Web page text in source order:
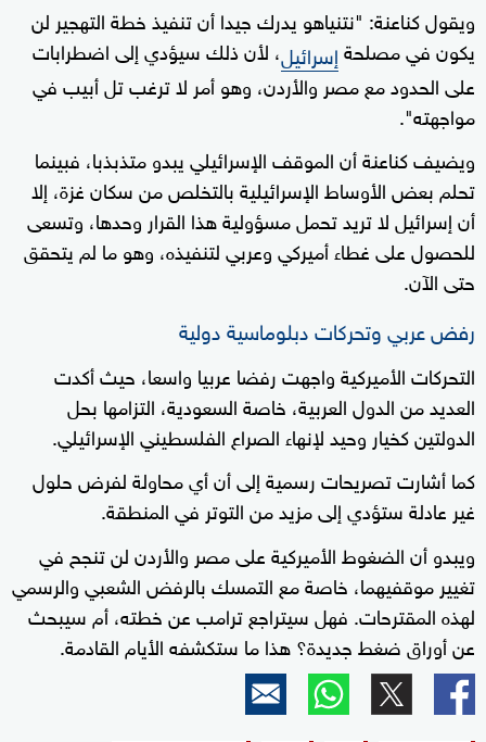
ويقول كناعنة: "نتنياهو يدرك جيدا أن تنفيذ خطة التهجير لن
يكون في مصلحةإسرائيل، لأن ذلك سيؤدي إلى اضطرابات
على الحدود مع مصر والأردن، وهو أمر لا ترغب تل أبيب في
مواجهته".
ويضيف كناعنة أن الموقف الإسرائيلي يبدو متذبذبا، فبينما
تحلم بعض الأوساط الإسرائيلية بالتخلص من سكان غزة، إلا
أن إسرائيل لا تريد تحمل مسؤولية هذا القرار وحدها، وتسعى
للحصول على غطاء أميركي وعربي لتنفيذه، وهو ما لم يتحقق
حتى الآن.
رفض عربي وتحركات دبلوماسية دولية
التحركات الأميركية واجهت رفضا عربيا واسعا، حيث أكدت
العديد من الدول العربية، خاصة السعودية، التزامها بحل
الدولتين كخيار وحيد لإنهاء الصراع الفلسطيني الإسرائيلي.
كما أشارت تصريحات رسمية إلى أن أي محاولة لفرض حلول
غير عادلة ستؤدي إلى مزيد من التوتر في المنطقة.
ويبدو أن الضغوط الأميركية على مصر والأردن لن تنجح في
تغيير موقفيهما، خاصة مع التمسك بالرفض الشعبي والرسمي
لهذه المقترحات. فهل سيتراجع ترامب عن خطته، أم سيبحث
عن أوراق ضغط جديدة؟ هذا ما ستكشفه الأيام القادمة.